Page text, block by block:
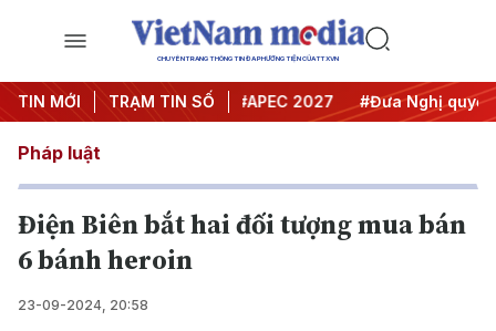
CHUYÊN TRANG THÔNG TIN ĐA PHƯƠNG TIỆN CỦA TTXVN
TIN MỚI TRẠM TIN SỐ
nghị Trung ương 3 #APEC 2027 #Đưa Nghị quyết
Pháp luật
Điện Biên bắt hai đối tượng mua bán
6 bánh heroin
23-09-2024, 20:58